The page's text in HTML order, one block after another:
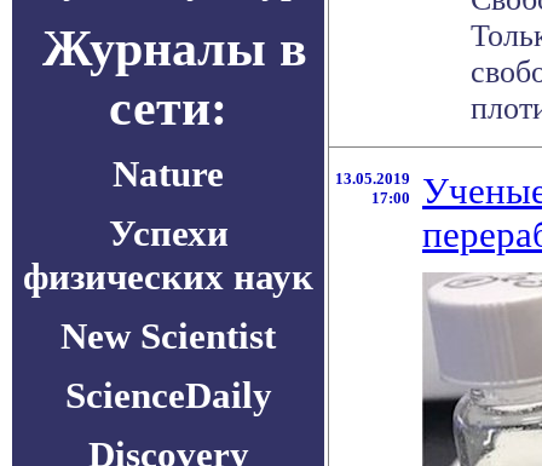
Журналы в
сети:
Nature
Успехи
физических наук
New Scientist
ScienceDaily
Discovery
13.05.2019
17:00